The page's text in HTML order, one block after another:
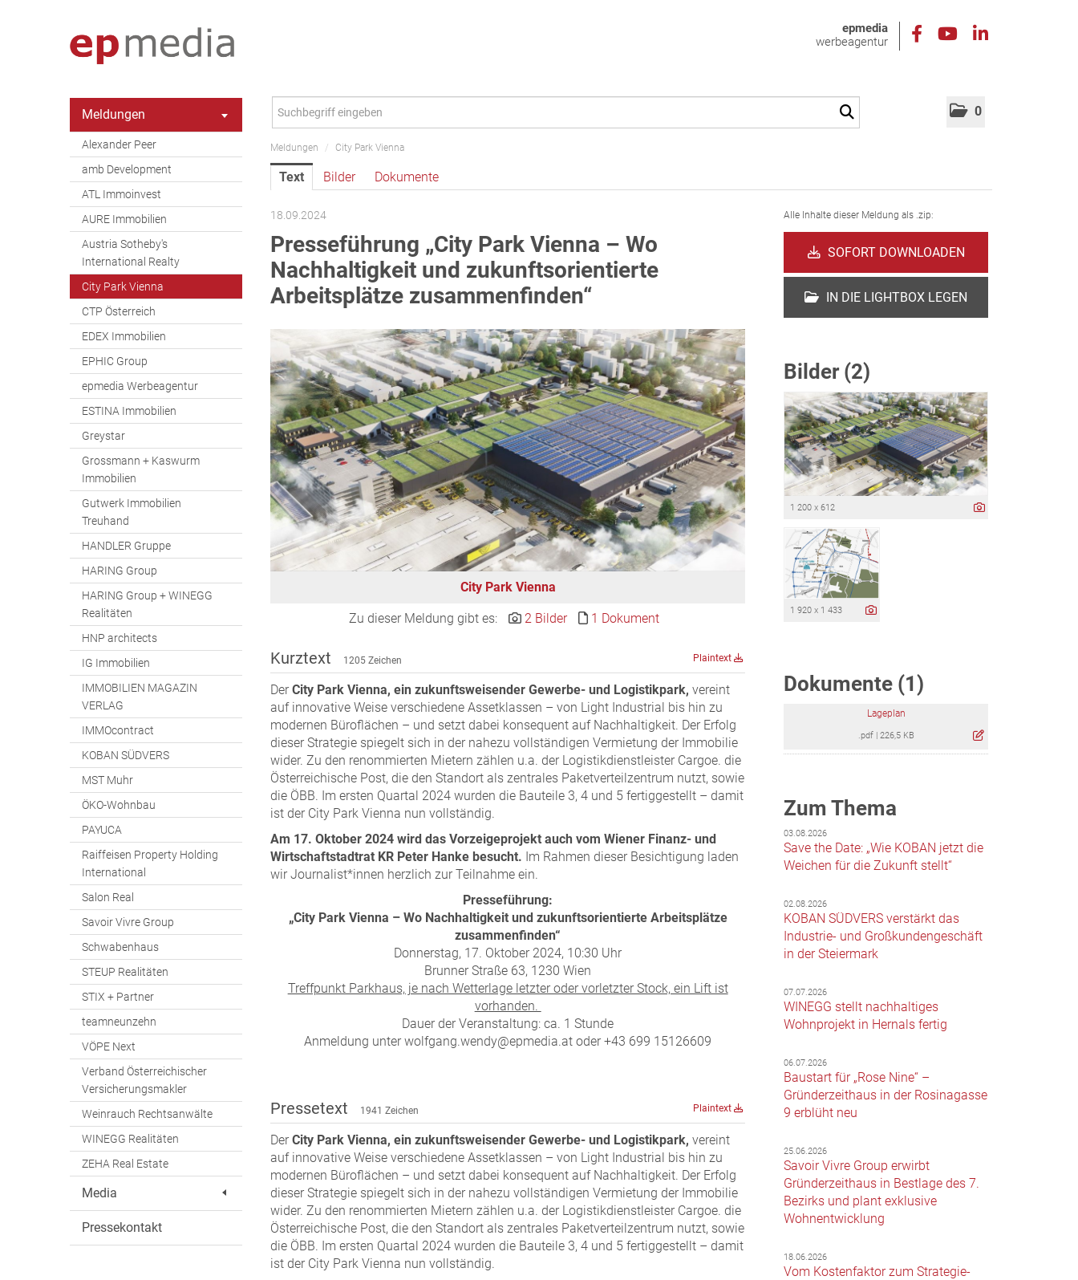
epmedia
werbeagentur
0
Meldungen
Alexander Peer
amb Development
ATL Immoinvest
AURE Immobilien
Austria Sotheby's
International Realty
City Park Vienna
CTP Österreich
EDEX Immobilien
EPHIC Group
epmedia Werbeagentur
ESTINA Immobilien
Greystar
Grossmann + Kaswurm
Immobilien
Gutwerk Immobilien
Treuhand
HANDLER Gruppe
HARING Group
HARING Group + WINEGG
Realitäten
HNP architects
IG Immobilien
IMMOBILIEN MAGAZIN
VERLAG
IMMOcontract
KOBAN SÜDVERS
MST Muhr
ÖKO-Wohnbau
PAYUCA
Raiffeisen Property Holding
International
Salon Real
Savoir Vivre Group
Schwabenhaus
STEUP Realitäten
STIX + Partner
teamneunzehn
VÖPE Next
Verband Österreichischer
Versicherungsmakler
Weinrauch Rechtsanwälte
WINEGG Realitäten
ZEHA Real Estate
Media
Pressekontakt
Meldungen / City Park Vienna
Text Bilder Dokumente
18.09.2024
Presseführung „City Park Vienna – Wo
Nachhaltigkeit und zukunftsorientierte
Arbeitsplätze zusammenfinden“
City Park Vienna
Zu dieser Meldung gibt es: 2 Bilder 1 Dokument
Kurztext 1205 Zeichen Plaintext
Der City Park Vienna, ein zukunftsweisender Gewerbe- und Logistikpark, vereint
auf innovative Weise verschiedene Assetklassen – von Light Industrial bis hin zu
modernen Büroflächen – und setzt dabei konsequent auf Nachhaltigkeit. Der Erfolg
dieser Strategie spiegelt sich in der nahezu vollständigen Vermietung der Immobilie
wider. Zu den renommierten Mietern zählen u.a. der Logistikdienstleister Cargoe. die
Österreichische Post, die den Standort als zentrales Paketverteilzentrum nutzt, sowie
die ÖBB. Im ersten Quartal 2024 wurden die Bauteile 3, 4 und 5 fertiggestellt – damit
ist der City Park Vienna nun vollständig.
Am 17. Oktober 2024 wird das Vorzeigeprojekt auch vom Wiener Finanz- und
Wirtschaftstadtrat KR Peter Hanke besucht. Im Rahmen dieser Besichtigung laden
wir Journalist*innen herzlich zur Teilnahme ein.
Presseführung:
„City Park Vienna – Wo Nachhaltigkeit und zukunftsorientierte Arbeitsplätze
zusammenfinden“
Donnerstag, 17. Oktober 2024, 10:30 Uhr
Brunner Straße 63, 1230 Wien
Treffpunkt Parkhaus, je nach Wetterlage letzter oder vorletzter Stock, ein Lift ist
vorhanden.
Dauer der Veranstaltung: ca. 1 Stunde
Anmeldung unter wolfgang.wendy@epmedia.at oder +43 699 15126609
Pressetext 1941 Zeichen Plaintext
Der City Park Vienna, ein zukunftsweisender Gewerbe- und Logistikpark, vereint
auf innovative Weise verschiedene Assetklassen – von Light Industrial bis hin zu
modernen Büroflächen – und setzt dabei konsequent auf Nachhaltigkeit. Der Erfolg
dieser Strategie spiegelt sich in der nahezu vollständigen Vermietung der Immobilie
wider. Zu den renommierten Mietern zählen u.a. der Logistikdienstleister Cargoe. die
Österreichische Post, die den Standort als zentrales Paketverteilzentrum nutzt, sowie
die ÖBB. Im ersten Quartal 2024 wurden die Bauteile 3, 4 und 5 fertiggestellt – damit
ist der City Park Vienna nun vollständig.
Alle Inhalte dieser Meldung als .zip:
SOFORT DOWNLOADEN
IN DIE LIGHTBOX LEGEN
Bilder (2)
1 200 x 612
1 920 x 1 433
Dokumente (1)
Lageplan
.pdf| 226,5 KB
Zum Thema
03.08.2026
Save the Date: „Wie KOBAN jetzt die
Weichen für die Zukunft stellt“
02.08.2026
KOBAN SÜDVERS verstärkt das
Industrie- und Großkundengeschäft
in der Steiermark
07.07.2026
WINEGG stellt nachhaltiges
Wohnprojekt in Hernals fertig
06.07.2026
Baustart für „Rose Nine“ –
Gründerzeithaus in der Rosinagasse
9 erblüht neu
25.06.2026
Savoir Vivre Group erwirbt
Gründerzeithaus in Bestlage des 7.
Bezirks und plant exklusive
Wohnentwicklung
18.06.2026
Vom Kostenfaktor zum Strategie-